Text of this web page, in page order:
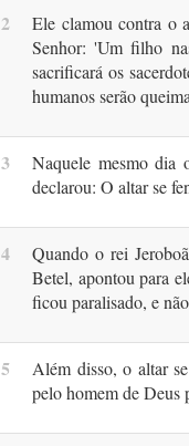
2
Ele clamou contra o
Senhor: 'Um filho
sacrificará os
humanos serão
3
Naquele mesmo dia
declarou: O altar se
4
Quando o rei
Betel, apontou para
ficou paralisado, e
5
Além disso, o altar
pelo homem de Deus